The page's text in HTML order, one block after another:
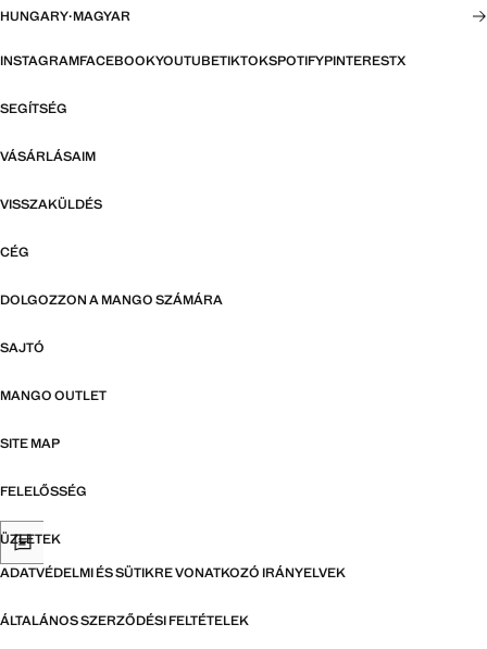
HUNGARY·MAGYAR
INSTAGRAMFACEBOOKYOUTUBETIKTOKSPOTIFYPINTERESTX
SEGÍTSÉG
VÁSÁRLÁSAIM
VISSZAKÜLDÉS
CÉG
DOLGOZZON A MANGO SZÁMÁRA
SAJTÓ
MANGO OUTLET
SITE MAP
FELELŐSSÉG
ÜZLETEK
ADATVÉDELMI ÉS SÜTIKRE VONATKOZÓ IRÁNYELVEK
ÁLTALÁNOS SZERZŐDÉSI FELTÉTELEK